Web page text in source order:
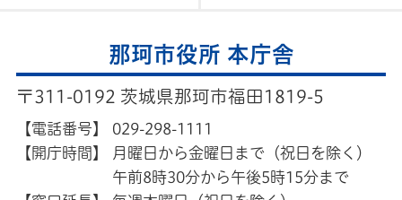
那珂市役所 本庁舎
〒311-0192 茨城県那珂市福田1819-5
【電話番号】
029-298-1111
【開庁時間】
月曜日から金曜日まで（祝日を除く）
午前8時30分から午後5時15分まで